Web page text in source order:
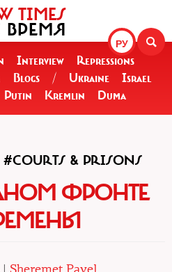
РУ
TIMES
Interview
Repressions
Blogs / Ukraine
Israel
Putin Kremlin Duma
#COURTS & PRISONS
ФРОНТЕ